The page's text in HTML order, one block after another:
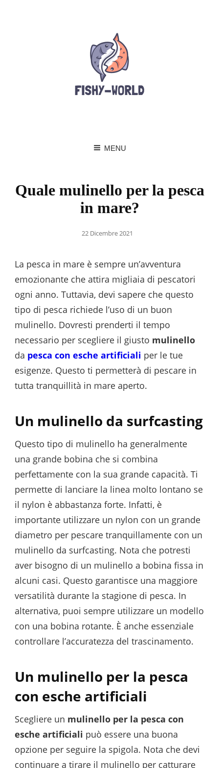
MENU
Quale mulinello per la pesca
in mare?
Posted
22 Dicembre 2021
La pesca in mare è sempre un’avventura
emozionante che attira migliaia di pescatori
ogni anno. Tuttavia, devi sapere che questo
tipo di pesca richiede l’uso di un buon
mulinello. Dovresti prenderti il tempo
necessario per scegliere il giusto mulinello
da pesca con esche artificiali per le tue
esigenze. Questo ti permetterà di pescare in
tutta tranquillità in mare aperto.
Un mulinello da surfcasting
Questo tipo di mulinello ha generalmente
una grande bobina che si combina
perfettamente con la sua grande capacità. Ti
permette di lanciare la linea molto lontano se
il nylon è abbastanza forte. Infatti, è
importante utilizzare un nylon con un grande
diametro per pescare tranquillamente con un
mulinello da surfcasting. Nota che potresti
aver bisogno di un mulinello a bobina fissa in
alcuni casi. Questo garantisce una maggiore
versatilità durante la stagione di pesca. In
alternativa, puoi sempre utilizzare un modello
con una bobina rotante. È anche essenziale
controllare l’accuratezza del trascinamento.
Un mulinello per la pesca
con esche artificiali
Scegliere un mulinello per la pesca con
esche artificiali può essere una buona
opzione per seguire la spigola. Nota che devi
continuare a tirare il mulinello per catturare